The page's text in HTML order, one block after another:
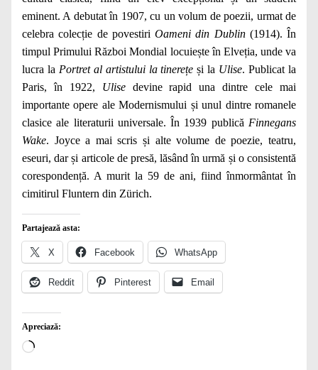
eminent. A debutat în 1907, cu un volum de poezii, urmat de
celebra colecție de povestiri Oameni din Dublin(1914). În
timpul Primului Război Mondial locuiește în Elveția, unde va
lucra la Portret al artistului la tinerețe și la Ulise. Publicat la
Paris, în 1922, Ulisedevine rapid una dintre cele mai
importante opere ale Modernismului și unul dintre romanele
clasice ale literaturii universale. În 1939 publică Finnegans
Wake. Joyce a mai scris și alte volume de poezie, teatru,
eseuri, dar și articole de presă, lăsând în urmă și o consistentă
corespondență. A murit la 59 de ani, fiind înmormântat în
cimitirul Fluntern din Zürich.
Partajează asta:
X Facebook WhatsApp
Reddit Pinterest Email
Apreciază:
Încarc...